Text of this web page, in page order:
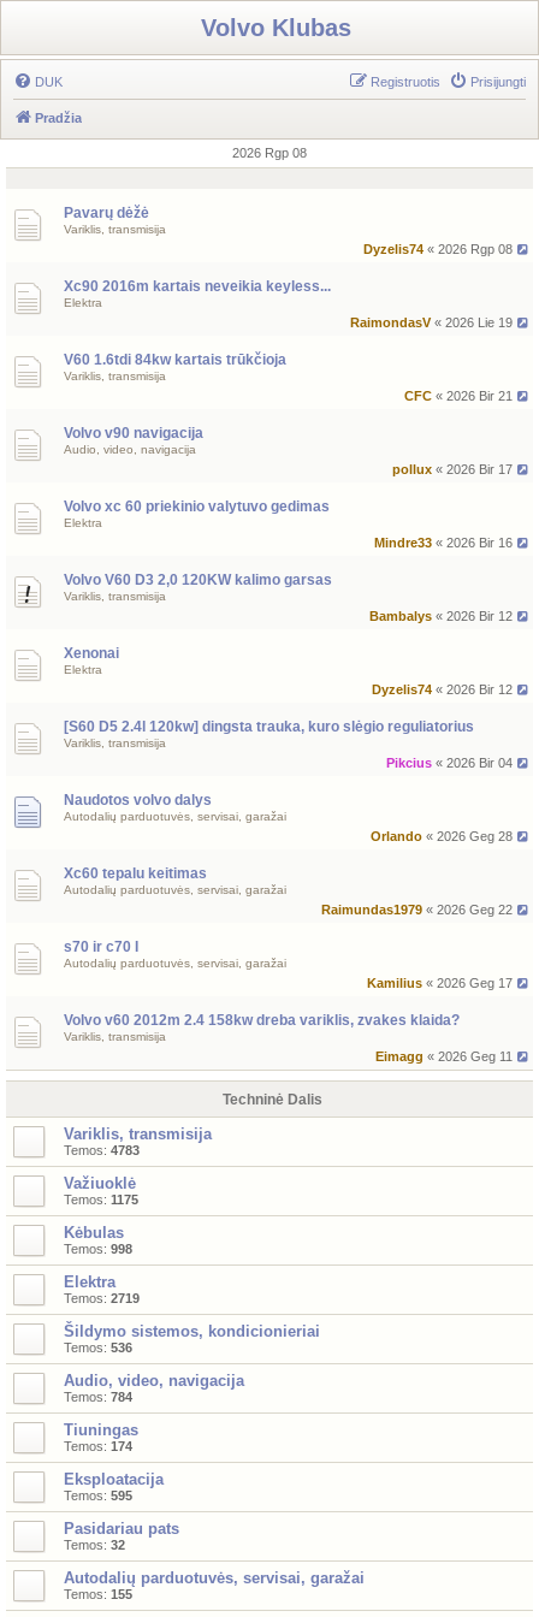
Volvo Klubas
DUK Prisijungti
Registruotis
Pradžia
2026 Rgp 08
Pavarų dėžė
Variklis, transmisija
Dyzelis74 « 2026 Rgp 08
Xc90 2016m kartais neveikia keyless...
Elektra
RaimondasV« 2026 Lie 19
V60 1.6tdi 84kw kartais trūkčioja
Variklis, transmisija
CFC « 2026 Bir 21
Volvo v90 navigacija
Audio, video, navigacija
pollux « 2026 Bir 17
Volvo xc 60 priekinio valytuvo gedimas
Elektra
Mindre33 « 2026 Bir 16
Volvo V60 D3 2,0 120KW kalimo garsas
Variklis, transmisija
Bambalys « 2026 Bir 12
Xenonai
Elektra
Dyzelis74 « 2026 Bir 12
[S60 D5 2.4l 120kw] dingsta trauka, kuro slėgio reguliatorius
Variklis, transmisija
Pikcius « 2026 Bir 04
Naudotos volvo dalys
Autodalių parduotuvės, servisai, garažai
Orlando « 2026 Geg 28
Xc60 tepalu keitimas
Autodalių parduotuvės, servisai, garažai
Raimundas1979 « 2026 Geg 22
s70 ir c70 I
Autodalių parduotuvės, servisai, garažai
Kamilius « 2026 Geg 17
Volvo v60 2012m 2.4 158kw dreba variklis, zvakes klaida?
Variklis, transmisija
Eimagg « 2026 Geg 11
Techninė Dalis
Variklis, transmisija
Temos: 4783
Važiuoklė
Temos: 1175
Kėbulas
Temos: 998
Elektra
Temos: 2719
Šildymo sistemos, kondicionieriai
Temos: 536
Audio, video, navigacija
Temos: 784
Tiuningas
Temos: 174
Eksploatacija
Temos: 595
Pasidariau pats
Temos: 32
Autodalių parduotuvės, servisai, garažai
Temos: 155